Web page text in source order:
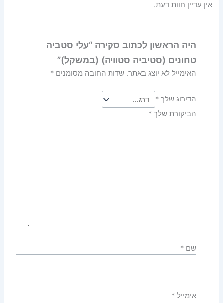
אין עדיין חוות דעת.
היה הראשון לכתוב סקירה “עלי סטביה
טחונים (סטיביה סטוויה) (במשקל)”
האימייל לא יוצג באתר. שדות החובה מסומנים *
הדירוג שלך *
הביקורת שלך *
שם *
אימייל *